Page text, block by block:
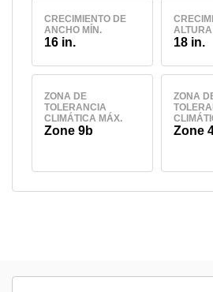
CRECIMIENTO DE
ANCHO MÍN.
16 in. 18 in.
ZONA DE
TOLERANCIA
CLIMÁTICA MÁX.
Zone 9b
ZONA
Zone